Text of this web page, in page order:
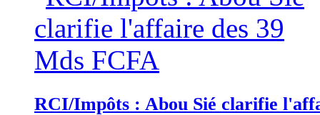
RCI/Impôts : Abou Sié clarifie